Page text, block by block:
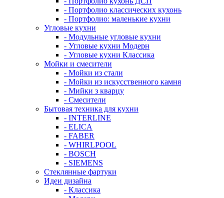
- Портфолио классических кухонь
- Портфолио: маленькие кухни
Угловые кухни
- Модульные угловые кухни
- Угловые кухни Модерн
- Угловые кухни Классика
Мойки и смесители
- Мойки из стали
- Мойки из искусственного камня
- Мийки з кварцу
- Смесители
Бытовая техника для кухни
- INTERLINE
- ELICA
- FABER
- WHIRLPOOL
- BOSCH
- SIEMENS
Стеклянные фартуки
Идеи дизайна
- Класcика